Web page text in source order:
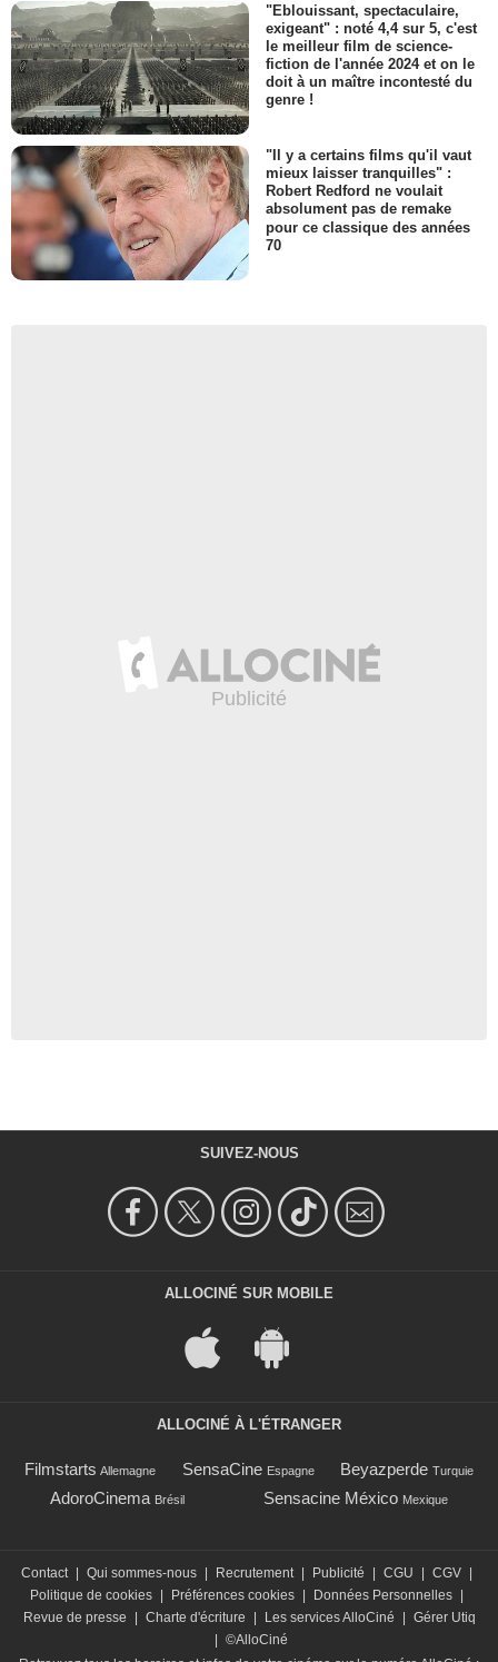
"Eblouissant, spectaculaire,
exigeant" : noté 4,4 sur 5, c'est
le meilleur film de science-
fiction de l'année 2024 et on le
doit à un maître incontesté du
genre !
"Il y a certains films qu'il vaut
mieux laisser tranquilles" :
Robert Redford ne voulait
absolument pas de remake
pour ce classique des années
70
SUIVEZ-NOUS
ALLOCINÉ SUR MOBILE
ALLOCINÉ À L'ÉTRANGER
Filmstarts Allemagne SensaCine Espagne Beyazperde Turquie
AdoroCinema Brésil Sensacine México Mexique
Contact | Qui sommes-nous | Recrutement | Publicité | CGU | CGV |
Politique de cookies | Préférences cookies | Données Personnelles |
Revue de presse
| Charte d'écriture | Les services AlloCiné | Gérer Utiq
| ©AlloCiné